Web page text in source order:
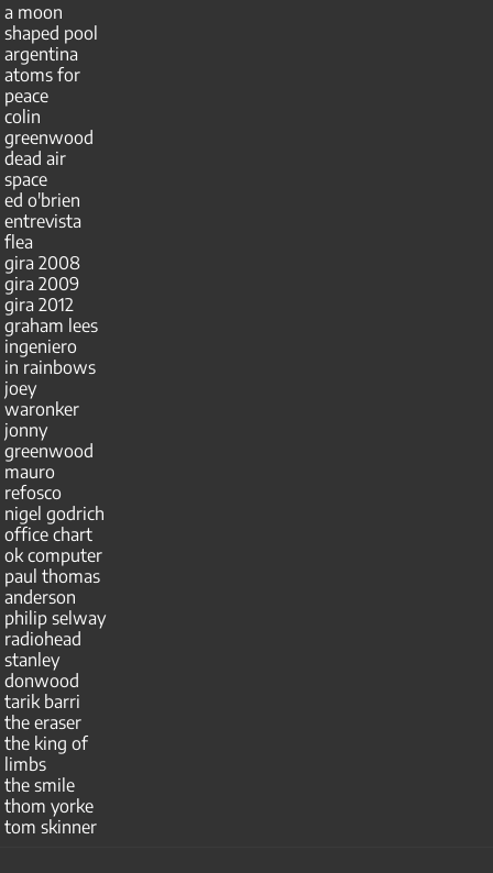
a moon
shaped pool
argentina
atoms for
peace
colin
greenwood
dead air
space
ed o'brien
entrevista
flea
gira 2008
gira 2009
gira 2012
graham lees
ingeniero
in rainbows
joey
waronker
jonny
greenwood
mauro
refosco
nigel godrich
office chart
ok computer
paul thomas
anderson
philip selway
radiohead
stanley
donwood
tarik barri
the eraser
the king of
limbs
the smile
thom yorke
tom skinner